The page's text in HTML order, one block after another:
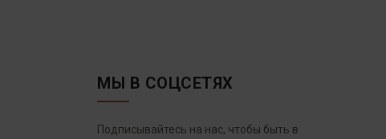
МЫ В СОЦСЕТЯХ
Подписывайтесь на нас, чтобы быть в